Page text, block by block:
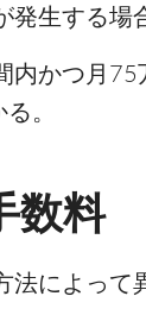
生する場
内かつ月
。
数料
法によって